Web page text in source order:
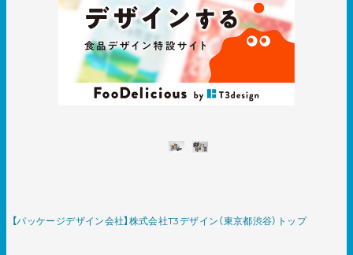
【パッケージデザイン会社】株式会社T3デザイン（東京都渋谷）トップ